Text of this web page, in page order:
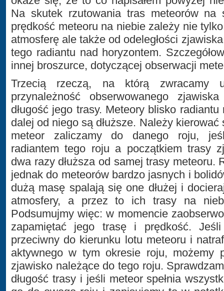
Na skutek rzutowania tras meteorów na
prędkość meteoru na niebie zależy nie
atmosferę ale także od odeległości
tego radiantu nad horyzontem.
innej broszurce, dotyczącej obserwacji
Trzecią rzeczą, na którą zwracamy
przynależność obserwowanego
długość jego trasy. Meteory blisko
dalej od niego są dłuższe. Należy
meteor zaliczamy do danego roju,
radiantem tego roju a początkiem trasy
dwa razy dłuższa od samej trasy meteoru.
jednak do meteorów bardzo jasnych i
dużą masę spalają się one dłużej i
atmosfery, a przez to ich trasy na
Podsumujmy więc: w momencie
zapamiętać jego trasę i prędkość. Jeśli
przeciwny do kierunku lotu meteoru i
aktywnego w tym okresie roju, możemy
zjawisko należące do tego roju.
długość trasy i jeśli meteor spełnia